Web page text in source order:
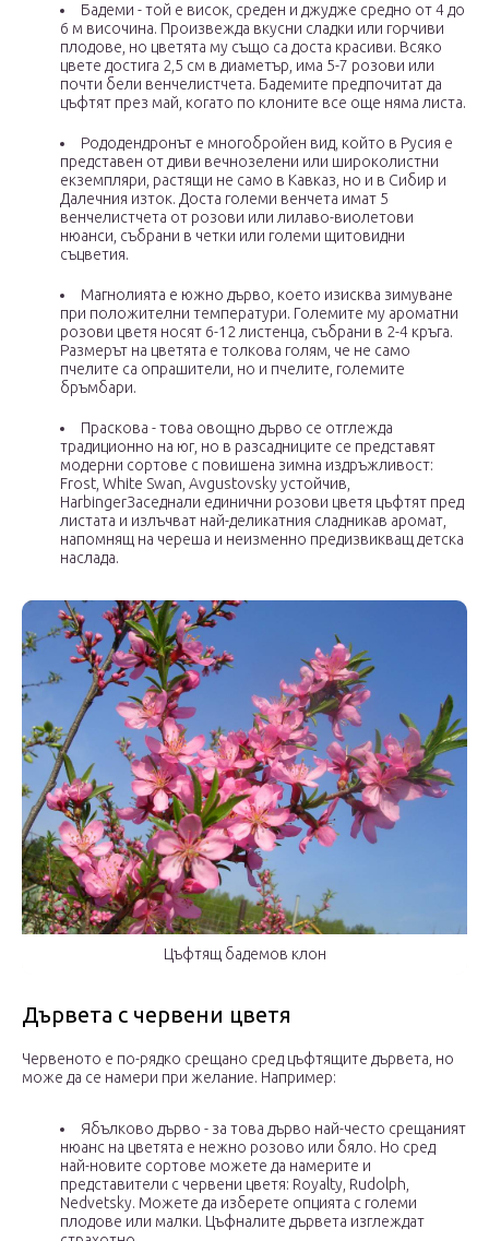
Бадеми - той е висок, среден и джудже средно от 4 до
6 м височина. Произвежда вкусни сладки или горчиви
плодове, но цветята му също са доста красиви. Всяко
цвете достига 2,5 см в диаметър, има 5-7 розови или
почти бели венчелистчета. Бадемите предпочитат да
цъфтят през май, когато по клоните все още няма листа.
Рододендронът е многобройен вид, който в Русия е
представен от диви вечнозелени или широколистни
екземпляри, растящи не само в Кавказ, но и в Сибир и
Далечния изток. Доста големи венчета имат 5
венчелистчета от розови или лилаво-виолетови
нюанси, събрани в четки или големи щитовидни
съцветия.
Магнолията е южно дърво, което изисква зимуване
при положителни температури. Големите му ароматни
розови цветя носят 6-12 листенца, събрани в 2-4 кръга.
Размерът на цветята е толкова голям, че не само
пчелите са опрашители, но и пчелите, големите
бръмбари.
Праскова - това овощно дърво се отглежда
традиционно на юг, но в разсадниците се представят
модерни сортове с повишена зимна издръжливост:
Frost, White Swan, Avgustovsky устойчив,
HarbingerЗаседнали единични розови цветя цъфтят пред
листата и излъчват най-деликатния сладникав аромат,
напомнящ на череша и неизменно предизвикващ детска
наслада.
Цъфтящ бадемов клон
Дървета с червени цветя
Червеното е по-рядко срещано сред цъфтящите дървета, но
може да се намери при желание. Например:
Ябълково дърво - за това дърво най-често срещаният
нюанс на цветята е нежно розово или бяло. Но сред
най-новите сортове можете да намерите и
представители с червени цветя: Royalty, Rudolph,
Nedvetsky. Можете да изберете опцията с големи
плодове или малки. Цъфналите дървета изглеждат